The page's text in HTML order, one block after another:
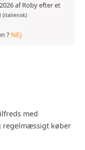
af Roby efter et
(italiensk)
? NEJ
med
regelmæssigt køber